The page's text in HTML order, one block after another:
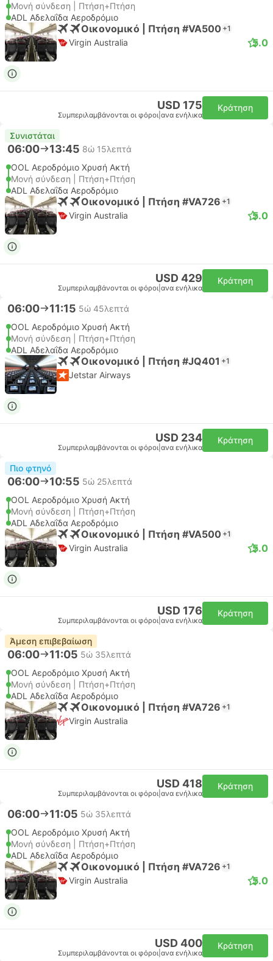
Μονή σύνδεση | Πτήση+Πτήση
ADL Αδελαΐδα Αεροδρόμιο
Οικονομικό | Πτήση #VA500 +1
Virgin Australia 5.0
USD 175
Συμπεριλαμβάνονται οι φόροι ανα ενήλικα
Κράτηση
Συνιστάται
06:00 13:45 8ώ 15λεπτά
OOL Αεροδρόμιο Χρυσή Ακτή
Μονή σύνδεση | Πτήση+Πτήση
ADL Αδελαΐδα Αεροδρόμιο
Οικονομικό | Πτήση #VA726 +1
Virgin Australia 5.0
USD 429
Συμπεριλαμβάνονται οι φόροι ανα ενήλικα
Κράτηση
06:00 11:15 5ώ 45λεπτά
OOL Αεροδρόμιο Χρυσή Ακτή
Μονή σύνδεση | Πτήση+Πτήση
ADL Αδελαΐδα Αεροδρόμιο
Οικονομικό | Πτήση #JQ401 +1
Jetstar Airways
USD 234
Συμπεριλαμβάνονται οι φόροι ανα ενήλικα
Κράτηση
Πιο φτηνό
06:00 10:55 5ώ 25λεπτά
OOL Αεροδρόμιο Χρυσή Ακτή
Μονή σύνδεση | Πτήση+Πτήση
ADL Αδελαΐδα Αεροδρόμιο
Οικονομικό | Πτήση #VA500 +1
Virgin Australia 5.0
USD 176
Συμπεριλαμβάνονται οι φόροι ανα ενήλικα
Κράτηση
Άμεση επιβεβαίωση
06:00 11:05 5ώ 35λεπτά
OOL Αεροδρόμιο Χρυσή Ακτή
Μονή σύνδεση | Πτήση+Πτήση
ADL Αδελαΐδα Αεροδρόμιο
Οικονομικό | Πτήση #VA726 +1
Virgin Australia
USD 418
Συμπεριλαμβάνονται οι φόροι ανα ενήλικα
Κράτηση
06:00 11:05 5ώ 35λεπτά
OOL Αεροδρόμιο Χρυσή Ακτή
Μονή σύνδεση | Πτήση+Πτήση
ADL Αδελαΐδα Αεροδρόμιο
Οικονομικό | Πτήση #VA726 +1
Virgin Australia 5.0
USD 400
Συμπεριλαμβάνονται οι φόροι ανα ενήλικα
Κράτηση